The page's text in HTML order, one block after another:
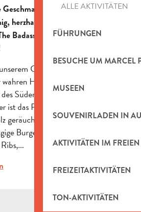
ALLE AKTIVITÄTEN
FÜHRUNGEN
BESUCHE UM MARCEL
MUSEEN
SOUVENIRLADEN IN
AKTIVITÄTEN IM FREIEN
FREIZEITAKTIVITÄTEN
TON-AKTIVITÄTEN
des amerikanischen
herzhaft und großzügig -
Badass, dem Paradies für
Grill- & Rotisserie-
Hommage an die
Südens der USA, in das Herz
ist das Fleisch die Königin:
geräuchert, saftig und voller
Burger, leckere Hot Dogs,